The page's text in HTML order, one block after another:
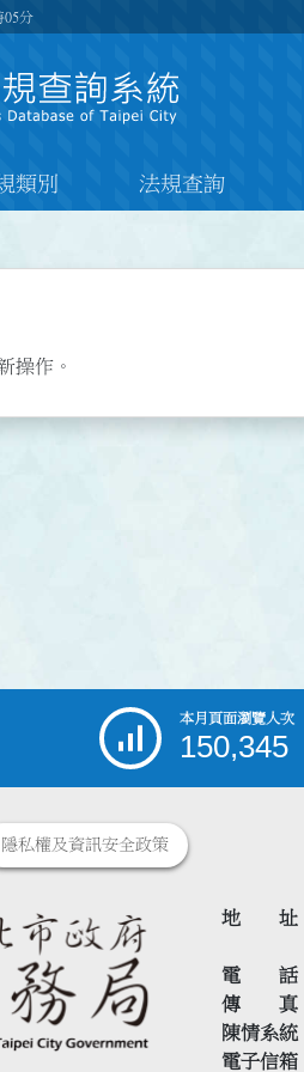
05分
類別 法規查詢
操作。
本月頁面瀏覽人次
150,345
隱私權及資訊安全政策
地 址
電 話
傳 真
陳情系統
電子信箱